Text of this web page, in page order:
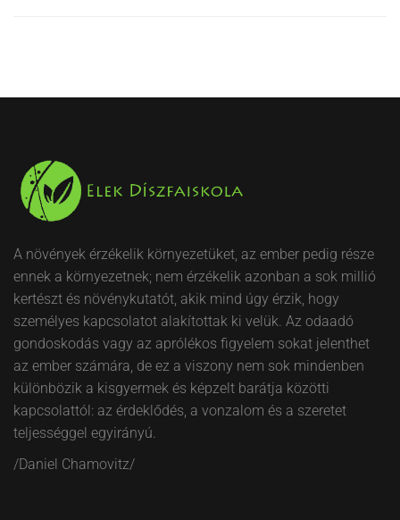
A növények érzékelik környezetüket, az ember pedig része
ennek a környezetnek; nem érzékelik azonban a sok millió
kertészt és növénykutatót, akik mind úgy érzik, hogy
személyes kapcsolatot alakítottak ki velük. Az odaadó
gondoskodás vagy az aprólékos figyelem sokat jelenthet
az ember számára, de ez a viszony nem sok mindenben
különbözik a kisgyermek és képzelt barátja közötti
kapcsolattól: az érdeklődés, a vonzalom és a szeretet
teljességgel egyirányú.
/Daniel Chamovitz/